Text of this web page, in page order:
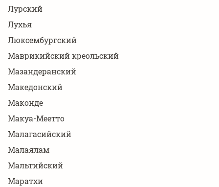
Лурский
Лухья
Люксембургский
Маврикийский креольский
Мазандеранский
Македонский
Маконде
Макуа-Меетто
Малагасийский
Малаялам
Мальтийский
Маратхи